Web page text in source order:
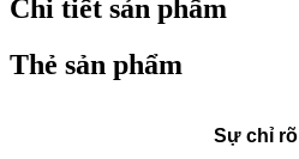
Chi tiết sản phẩm
Thẻ sản phẩm
Sự chỉ rõ